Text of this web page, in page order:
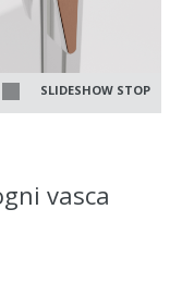
SLIDESHOW STOP
vasca